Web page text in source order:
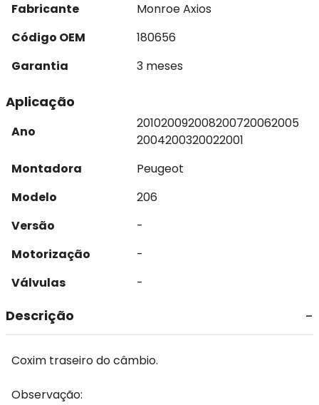
Fabricante
Monroe Axios
Código OEM
180656
Garantia
3 meses
Aplicação
Ano
201020092008200720062005
2004200320022001
Montadora
Peugeot
Modelo
206
Versão
-
Motorização
-
Válvulas
-
Descrição
Coxim traseiro do câmbio.
Observação: